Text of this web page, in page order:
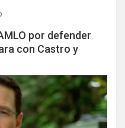
por defender
con Castro y